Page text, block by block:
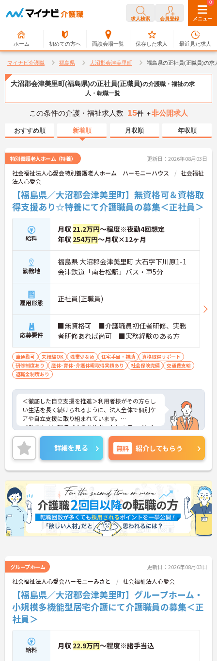
求人検索 会員登録 メニュー
ホーム 初めての方へ 面談会場一覧
0
保存した求人
0
最近見た求人
マイナビ介護職 福島県 大沼郡会津美里町 福島県の正社員(正職員)の求
大沼郡会津美里町(福島県)の正社員(正職員)の介護職・福祉の求
人・転職一覧
この条件の介護・福祉求人数 15件 ＋非公開求人
おすすめ順 新着順 月収順 年収順
特別養護老人ホーム（特養） 更新日：2026年08月03日
社会福祉法人心愛会特別養護老人ホーム ハーモニーハウス
社会福祉
法人心愛会
【福島県／大沼郡会津美里町】無資格可＆資格取
得支援あり☆特養にて介護職員の募集＜正社員＞
給料
月収 21.2万円～程度※夜勤4回想定
年収 254万円～月収×12ヶ月
勤務地
福島県 大沼郡会津美里町 大石字下川原1-1
会津鉄道「南若松駅」バス・車5分
雇用形態 正社員(正職員)
応募要件
■無資格可 ■介護職員初任者研修、実務
者研修あれば尚可 ■実務経験のある方
車通勤可 未経験OK 残業少なめ 住宅手当・補助
資格取得サポート
研修制度あり
産休･育休･介護休暇取得実績あり 社会保険完備
交通費支給
退職金制度あり
＜徹底した自立支援を推進＞利用者様がその方らし
い生活を長く続けられるように、法人全体で個別ケ
アや自立支援に取り組まれています。
＜働きやすい環境づくりをサポート＞ハラスメント
相談窓口、キャリアコンサルタント相談窓口が設置
されているので、様々な相談にも対応できる体制が
整えられています。
＜自分を高められる環境＞入職時のマンツーマン指
導や社内研修、資格取得支援などもあるので、仕事
と両立しながらスキルを磨けます。
ご興味のある方には、面接対策ポイントなど、さら
に詳細をお話いたしますので、お気軽にご相談くだ
さい。
詳細を見る 無料 紹介してもらう
グループホーム 更新日：2026年08月03日
社会福祉法人心愛会ハーモニーみさと 社会福祉法人心愛会
【福島県／大沼郡会津美里町】グループホーム・
小規模多機能型居宅介護にて介護職員の募集＜正
社員＞
給料 月収 22.9万円～程度※諸手当込